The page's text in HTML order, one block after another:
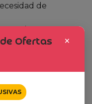
de
una
los rayos UVA y×
Ofertas